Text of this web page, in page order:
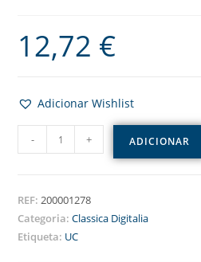
12,72 €
Adicionar Wishlist
- + ADICIONAR
REF:200001278
Categoria:Classica Digitalia
Etiqueta: UC